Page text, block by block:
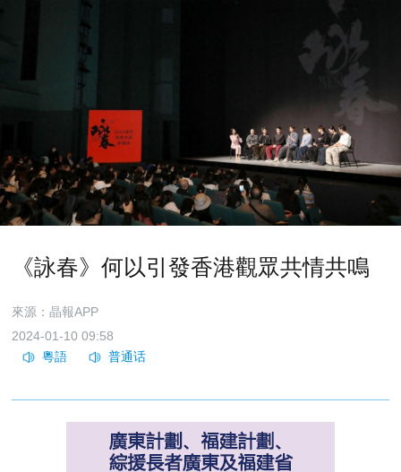
《詠春》何以引發香港觀眾共情共鳴
來源：晶報APP
2024-01-10 09:58